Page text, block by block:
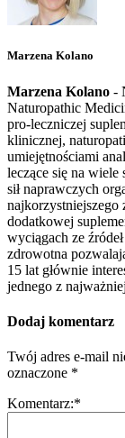
Marzena Kolano
Marzena Kolano -
Naturopathic
pro-leczniczej
klinicznej,
umiejętnościami
leczące się na
sił naprawczych
najkorzystniejszego
dodatkowej
wyciągach ze
zdrowotna
15 lat głównie
jednego z
Dodaj komentarz
Twój adres e-mail
oznaczone *
Komentarz:*